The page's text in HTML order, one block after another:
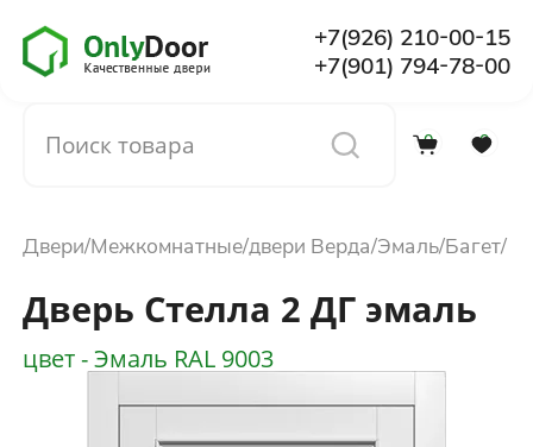
+7(926) 210-00-15
+7(901) 794-78-00
0 0
О компании
Установка
Доставка и оплата
Двери Межкомнатные двери Верда Эмаль Багет
Дверь Стелла 2 ДГ эмаль
цвет - Эмаль RAL 9003